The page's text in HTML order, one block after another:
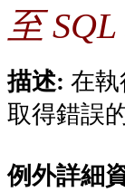
至
描述: 在
取得錯誤
例外詳細